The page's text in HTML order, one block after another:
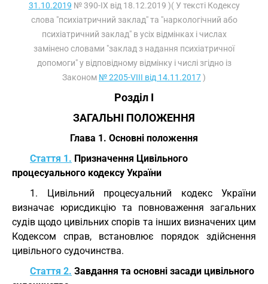
31.10.2019 № 390-IX від 18.12.2019 )( У тексті Кодексу
слова "психіатричний заклад" та "наркологічний або
психіатричний заклад" в усіх відмінках і числах
замінено словами "заклад з надання психіатричної
допомоги" у відповідному відмінку і числі згідно із
Законом № 2205-VIII від 14.11.2017)
Розділ I
ЗАГАЛЬНІ ПОЛОЖЕННЯ
Глава 1. Основні положення
Стаття 1. Призначення Цивільного
процесуального кодексу України
1. Цивільний процесуальний кодекс України
визначає юрисдикцію та повноваження загальних
судів щодо цивільних спорів та інших визначених цим
Кодексом справ, встановлює порядок здійснення
цивільного судочинства.
Стаття 2. Завдання та основні засади цивільного